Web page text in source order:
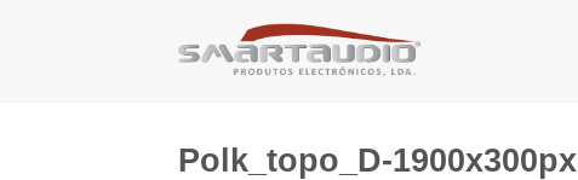
Polk_topo_D-1900x300px